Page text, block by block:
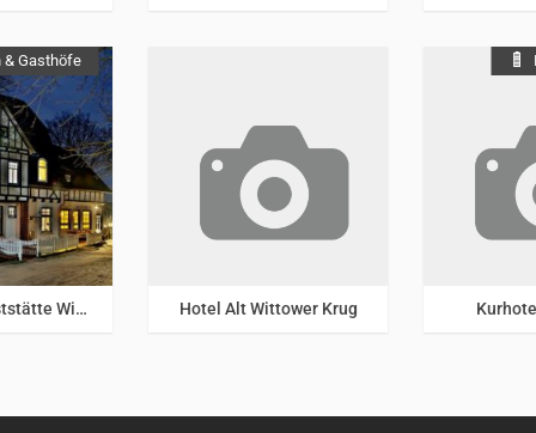
& Gasthöfe
Rügen Pension & Gaststätte Wieseneck Ostsee/Rügen
Hotel Alt Wittower Krug